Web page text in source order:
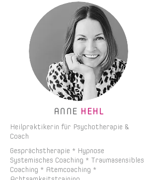
ANNE HEHL
Heilpraktikerin für Psychotherapie &
Coach
Gesprächstherapie * Hypnose
Systemisches Coaching * Traumasensibles
Coaching * Atemcoaching *